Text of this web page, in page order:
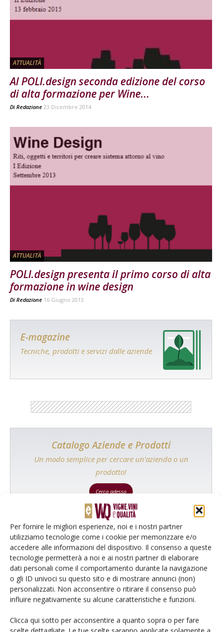
Per fornire le migliori esperienze, noi e i nostri partner
utilizziamo tecnologie come i cookie per memorizzare e/o
accedere alle informazioni del dispositivo. Il consenso a queste
tecnologie permetterà a noi e ai nostri partner di elaborare
dati personali come il comportamento durante la navigazione
o gli ID univoci su questo sito e di mostrare annunci (non)
personalizzati. Non acconsentire o ritirare il consenso può
influire negativamente su alcune caratteristiche e funzioni.
Clicca qui sotto per acconsentire a quanto sopra o per fare
ATTUALITÀ
Al POLI.design seconda edizione del corso
di alta formazione per Wine...
Di Redazione 23 Dicembre 2014
ATTUALITÀ
POLI.design presenta il primo corso di alta
formazione in wine design
Di Redazione 16 Giugno 2013
E-magazine
Tecniche, prodotti e servizi dalle aziende
Catalogo Aziende e Prodotti
Un modo semplice per cercare un'azienda o un
prodotto!
Cerca adesso
L'Esperto risponde
I consigli di Terra e Vita agli agricoltori
Cerca adesso